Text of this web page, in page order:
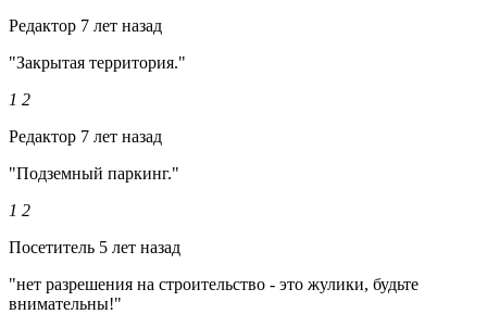
Редактор 7 лет назад
"Закрытая территория."
1 2
Редактор 7 лет назад
"Подземный паркинг."
1 2
Посетитель 5 лет назад
"нет разрешения на строительство - это жулики, будьте
внимательны!"